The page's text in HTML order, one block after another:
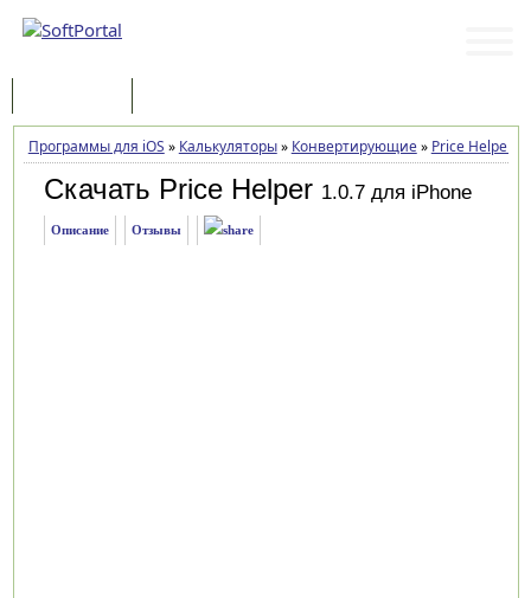
Программы для iOS » Калькуляторы» Конвертирующие» Price Helper
Скачать Price Helper 1.0.7 для iPhone
Описание Отзывы